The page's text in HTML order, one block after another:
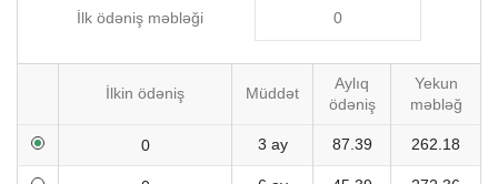
İlk ödəniş məbləği
İlkin ödəniş Müddət
Aylıq
ödəniş
Yekun
məbləğ
3 ay 87.39 262.18